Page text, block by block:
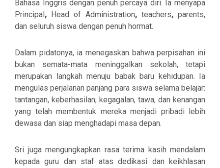
Bahasa Inggris dengan penuh percaya diri. Ia menyapa
Principal , Head of Administration, teachers, parents,
dan seluruh siswa dengan penuh hormat.
Dalam pidatonya, ia menegaskan bahwa perpisahan ini
bukan semata-mata meninggalkan sekolah, tetapi
merupakan langkah menuju babak baru kehidupan. Ia
mengulas perjalanan panjang para siswa selama belajar:
tantangan, keberhasilan, kegagalan, tawa, dan kenangan
yang telah membentuk mereka menjadi pribadi lebih
dewasa dan siap menghadapi masa depan.
Sri juga mengungkapkan rasa terima kasih mendalam
kepada guru dan staf atas dedikasi dan keikhlasan